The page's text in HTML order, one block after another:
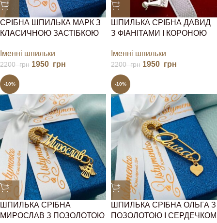
СРІБНА ШПИЛЬКА МАРК З
КЛАСИЧНОЮ ЗАСТІБКОЮ
Іменні шпильки
2200грн 1950 грн
ШПИЛЬКА СРІБНА ДАВИД
З ФІАНІТАМИ І КОРОНОЮ
Іменні шпильки
2200грн 1950 грн
-10%
ШПИЛЬКА СРІБНА
МИРОСЛАВ З ПОЗОЛОТОЮ
-10%
ШПИЛЬКА СРІБНА ОЛЬГА З
ПОЗОЛОТОЮ І СЕРДЕЧКОМ